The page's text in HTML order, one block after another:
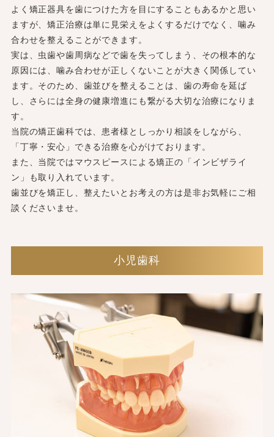
よく矯正器具を歯につけた方を目にすることもあるかと思い
ますが、矯正治療は単に見栄えをよくするだけでなく、噛み
合わせを整えることができます。
実は、虫歯や歯周病などで歯を失ってしまう、その根本的な
原因には、噛み合わせが正しくないことが大きく関係してい
ます。そのため、歯並びを整えることは、歯の寿命を延ば
し、さらには全身の健康増進にも繋がる大切な治療になりま
す。
当院の矯正歯科では、患者様としっかり相談をしながら、
「丁寧・安心」できる治療を心がけております。
また、当院ではマウスピースによる矯正の「インビザライ
ン」も取り入れています。
歯並びを矯正し、整えたいとお考えの方は是非お気軽にご相
談くださいませ。
小児歯科